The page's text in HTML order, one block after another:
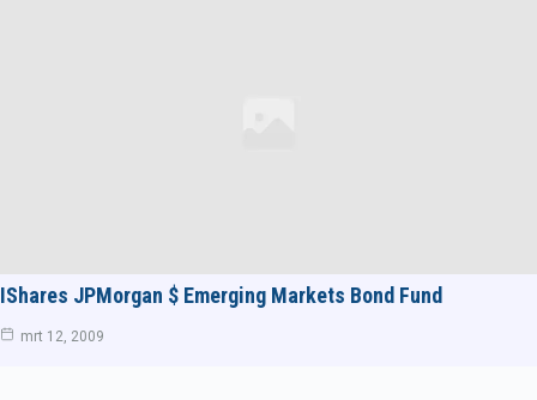
IShares JPMorgan $ Emerging Markets Bond Fund
mrt 12, 2009